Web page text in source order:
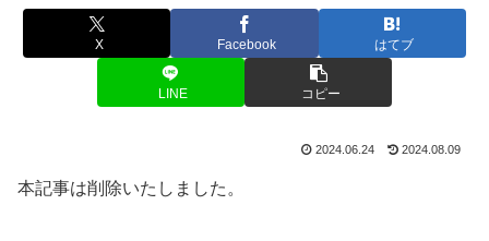
X Facebook はてブ
LINE コピー
2024.06.24 2024.08.09
本記事は削除いたしました。